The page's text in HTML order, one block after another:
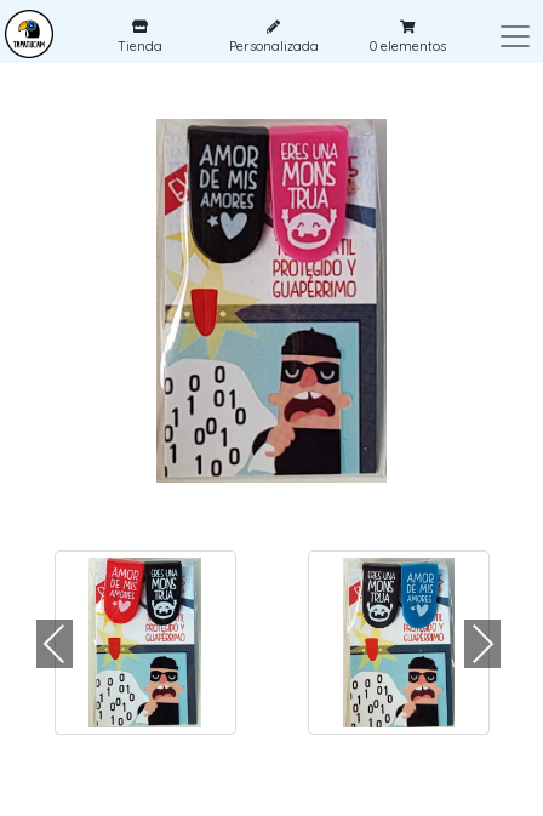
Tienda Personalizada 0elementos